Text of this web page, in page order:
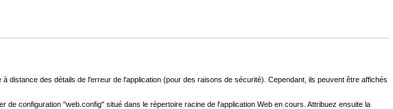
des détails de l'erreur de l'application (pour des raisons de sécurité). Cependant, ils peuvent être affichés
configuration "web.config" situé dans le répertoire racine de l'application Web en cours. Attribuez ensuite la